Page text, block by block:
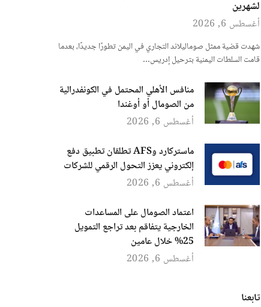
لشهرين
أغسطس 6, 2026
شهدت قضية ممثل صوماليلاند التجاري في اليمن تطورًا جديدًا، بعدما
قامت السلطات اليمنية بترحيل إدريس…
منافس الأهلي المحتمل في الكونفدرالية
من الصومال أو أوغندا
أغسطس 6, 2026
ماستركارد وAFS تطلقان تطبيق دفع
إلكتروني يعزز التحول الرقمي للشركات
أغسطس 6, 2026
اعتماد الصومال على المساعدات
الخارجية يتفاقم بعد تراجع التمويل
25% خلال عامين
أغسطس 6, 2026
تابعنا